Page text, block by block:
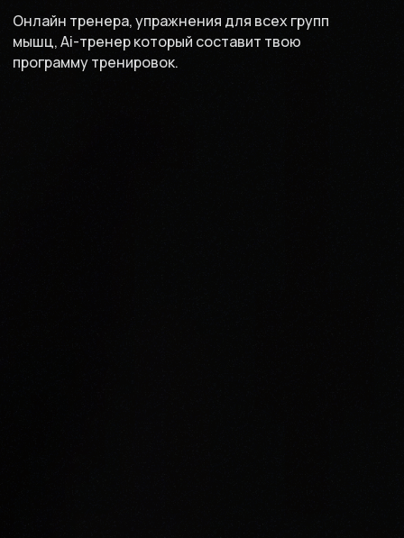
Онлайн тренера, упражнения для всех групп
мышц, Ai-тренер который составит твою
программу тренировок.